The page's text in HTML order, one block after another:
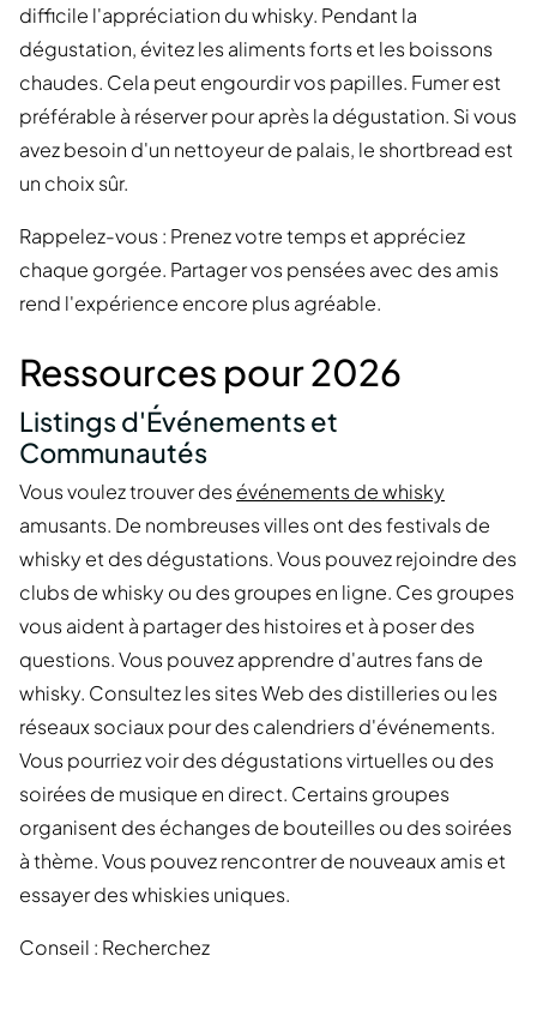
difficile l'appréciation du whisky. Pendant la
dégustation, évitez les aliments forts et les boissons
chaudes. Cela peut engourdir vos papilles. Fumer est
préférable à réserver pour après la dégustation. Si vous
avez besoin d'un nettoyeur de palais, le shortbread est
un choix sûr.
Rappelez-vous : Prenez votre temps et appréciez
chaque gorgée. Partager vos pensées avec des amis
rend l'expérience encore plus agréable.
Ressources pour 2026
Listings d'Événements et
Communautés
Vous voulez trouver desévénements de whisky
amusants. De nombreuses villes ont des festivals de
whisky et des dégustations. Vous pouvez rejoindre des
clubs de whisky ou des groupes en ligne. Ces groupes
vous aident à partager des histoires et à poser des
questions. Vous pouvez apprendre d'autres fans de
whisky. Consultez les sites Web des distilleries ou les
réseaux sociaux pour des calendriers d'événements.
Vous pourriez voir des dégustations virtuelles ou des
soirées de musique en direct. Certains groupes
organisent des échanges de bouteilles ou des soirées
à thème. Vous pouvez rencontrer de nouveaux amis et
essayer des whiskies uniques.
Conseil : Recherchez